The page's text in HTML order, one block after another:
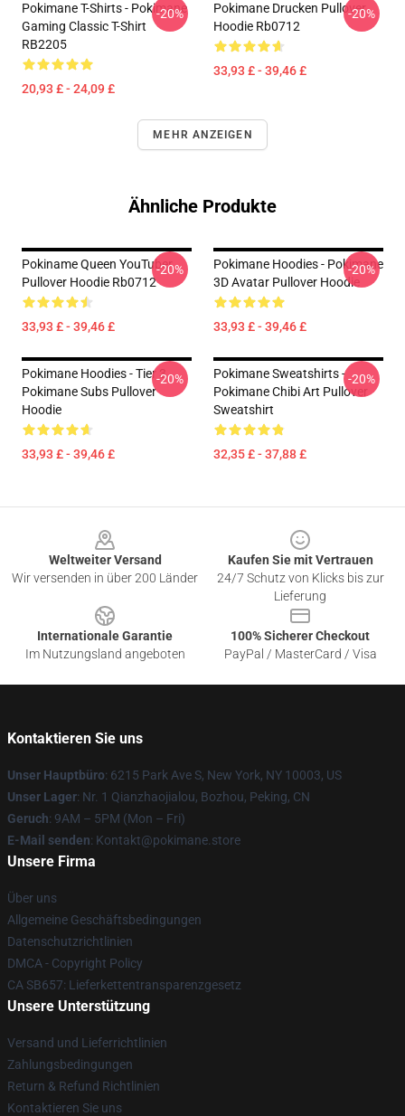
Pokimane T-Shirts - Pokimane
Gaming Classic T-Shirt
RB2205
20,93 £ - 24,09 £
-20%
Pokimane Drucken Pullover
Hoodie Rb0712
33,93 £ - 39,46 £
-20%
MEHR ANZEIGEN
Ähnliche Produkte
Pokiname Queen YouTuber
Pullover Hoodie Rb0712
33,93 £ - 39,46 £
-20%
Pokimane Hoodies - Pokimane
3D Avatar Pullover Hoodie
33,93 £ - 39,46 £
-20%
Pokimane Hoodies - Tier 3
Pokimane Subs Pullover
Hoodie
33,93 £ - 39,46 £
-20%
Pokimane Sweatshirts -
Pokimane Chibi Art Pullover
Sweatshirt
32,35 £ - 37,88 £
-20%
Weltweiter Versand
Wir versenden in über 200 Länder
Kaufen Sie mit Vertrauen
24/7 Schutz von Klicks bis zur
Lieferung
Internationale Garantie
Im Nutzungsland angeboten
100% Sicherer Checkout
PayPal / MasterCard / Visa
Kontaktieren Sie uns
Unser Hauptbüro: 6215 Park Ave S, New York, NY 10003, US
Unser Lager: Nr. 1 Qianzhaojialou, Bozhou, Peking, CN
Geruch: 9AM – 5PM (Mon – Fri)
E-Mail senden: Kontakt@pokimane.store
Unsere Firma
Über uns
Allgemeine Geschäftsbedingungen
Datenschutzrichtlinien
DMCA - Copyright Policy
CA SB657: Lieferkettentransparenzgesetz
Unsere Unterstützung
Versand und Lieferrichtlinien
Zahlungsbedingungen
Return & Refund Richtlinien
Kontaktieren Sie uns